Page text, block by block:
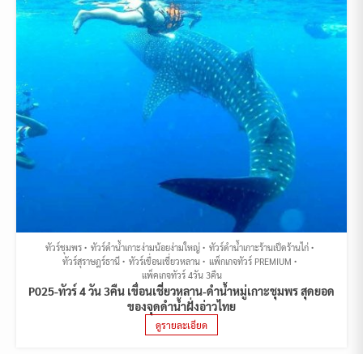
ทัวร์ชุมพร ทัวร์ดำน้ำเกาะง่ามน้อยง่ามใหญ่
ทัวร์ดำน้ำเกาะร้านเป็ดร้านไก่
ทัวร์สุราษฎร์ธานี
ทัวร์เขื่อนเชี่ยวหลาน
แพ็กเกจทัวร์ PREMIUM
แพ็คเกจทัวร์ 4วัน 3คืน
P025-ทัวร์ 4 วัน 3คืน เขื่อนเชี่ยวหลาน-ดำน้ำหมู่เกาะชุมพร สุดยอด
ของจุดดำน้ำฝั่งอ่าวไทย
ดูรายละเอียด